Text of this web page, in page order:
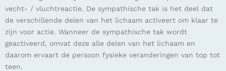
vecht- / vluchtreactie. De sympathische tak is het deel dat
de verschillende delen van het lichaam activeert om klaar te
zijn voor actie. Wanneer de sympathische tak wordt
geactiveerd, omvat deze alle delen van het lichaam en
daarom ervaart de persoon fysieke veranderingen van top tot
teen.